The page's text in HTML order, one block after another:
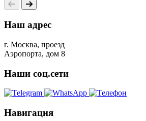
Наш адрес
г. Москва, проезд
Аэропорта, дом 8
Наши соц.сети
Навигация